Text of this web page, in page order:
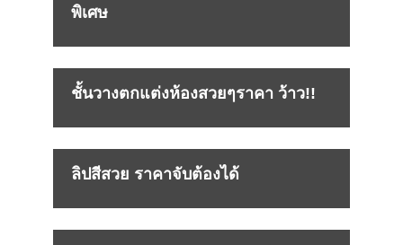
พิเศษ
ชั้นวางตกแต่งห้องสวยๆราคา ว้าว!!
ลิปสีสวย ราคาจับต้องได้